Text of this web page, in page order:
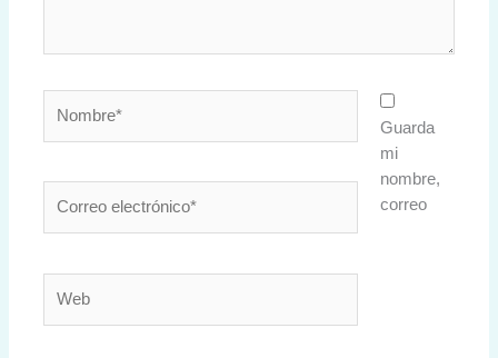
electrónico*
Guarda
mi
nombre,
correo